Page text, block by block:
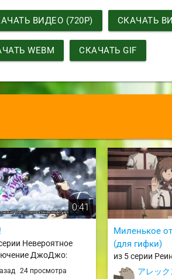
ВИДЕО (720P) СКАЧАТЬ
WEBM СКАЧАТЬ GIF
0:41
Невероятное
ДжоДжо:
ветер / JoJo no
24 просмотра
Миленькое
(для гифки)
из 5 серии
безработного:
アレック